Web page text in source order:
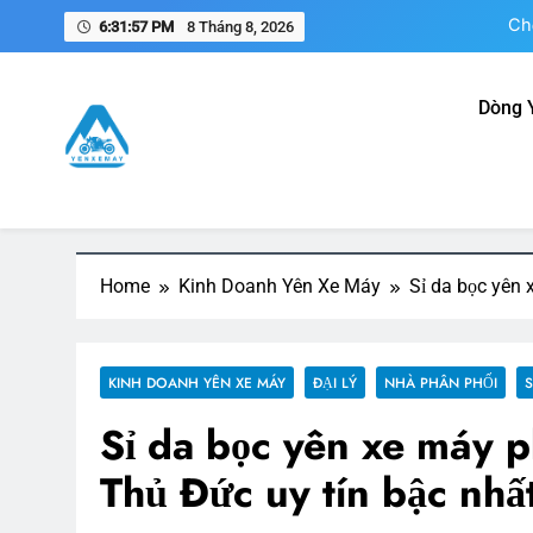
6:31:58 PM 8 Tháng 8, 2026
Dòng
Home Kinh Doanh Yên Xe Máy Sỉ da bọc yên
KINH DOANH YÊN XE MÁY ĐẠI LÝ NHÀ PHÂN PHỐI
Sỉ da bọc yên xe máy
Thủ Đức uy tín bậc